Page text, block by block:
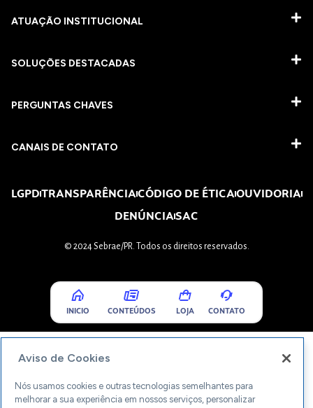
ATUAÇÃO INSTITUCIONAL
SOLUÇÕES DESTACADAS
PERGUNTAS CHAVES​
CANAIS DE CONTATO
LGPDTRANSPARÊNCIACÓDIGO DE ÉTICAOUVIDORIA
DENÚNCIASAC
© 2024 Sebrae/PR. Todos os direitos reservados.
INICIO CONTEÚDOS LOJA CONTATO
Aviso de Cookies
Nós usamos cookies e outras tecnologias semelhantes para
melhorar a sua experiência em nossos serviços, personalizar